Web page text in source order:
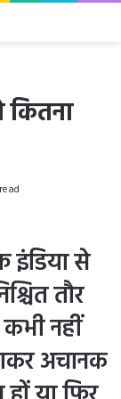
कितना
इंडिया से
तौर
नहीं
अचानक